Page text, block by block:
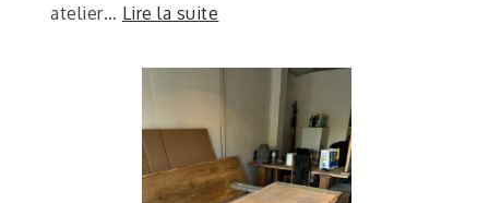
atelier… Lire la suite